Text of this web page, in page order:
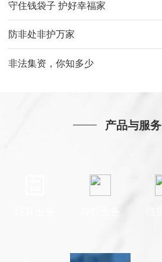
守住钱袋子 护好幸福家
防非处非护万家
非法集资，你知多少
产品与服务